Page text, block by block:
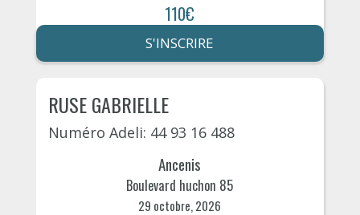
110€
S'INSCRIRE
RUSE GABRIELLE
Numéro Adeli: 44 93 16 488
Ancenis
Boulevard huchon 85
29 octobre, 2026